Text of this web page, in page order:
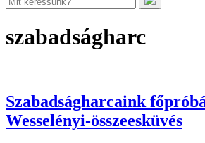
szabadságharc
Szabadságharcaink
Wesselényi-összeesküvés